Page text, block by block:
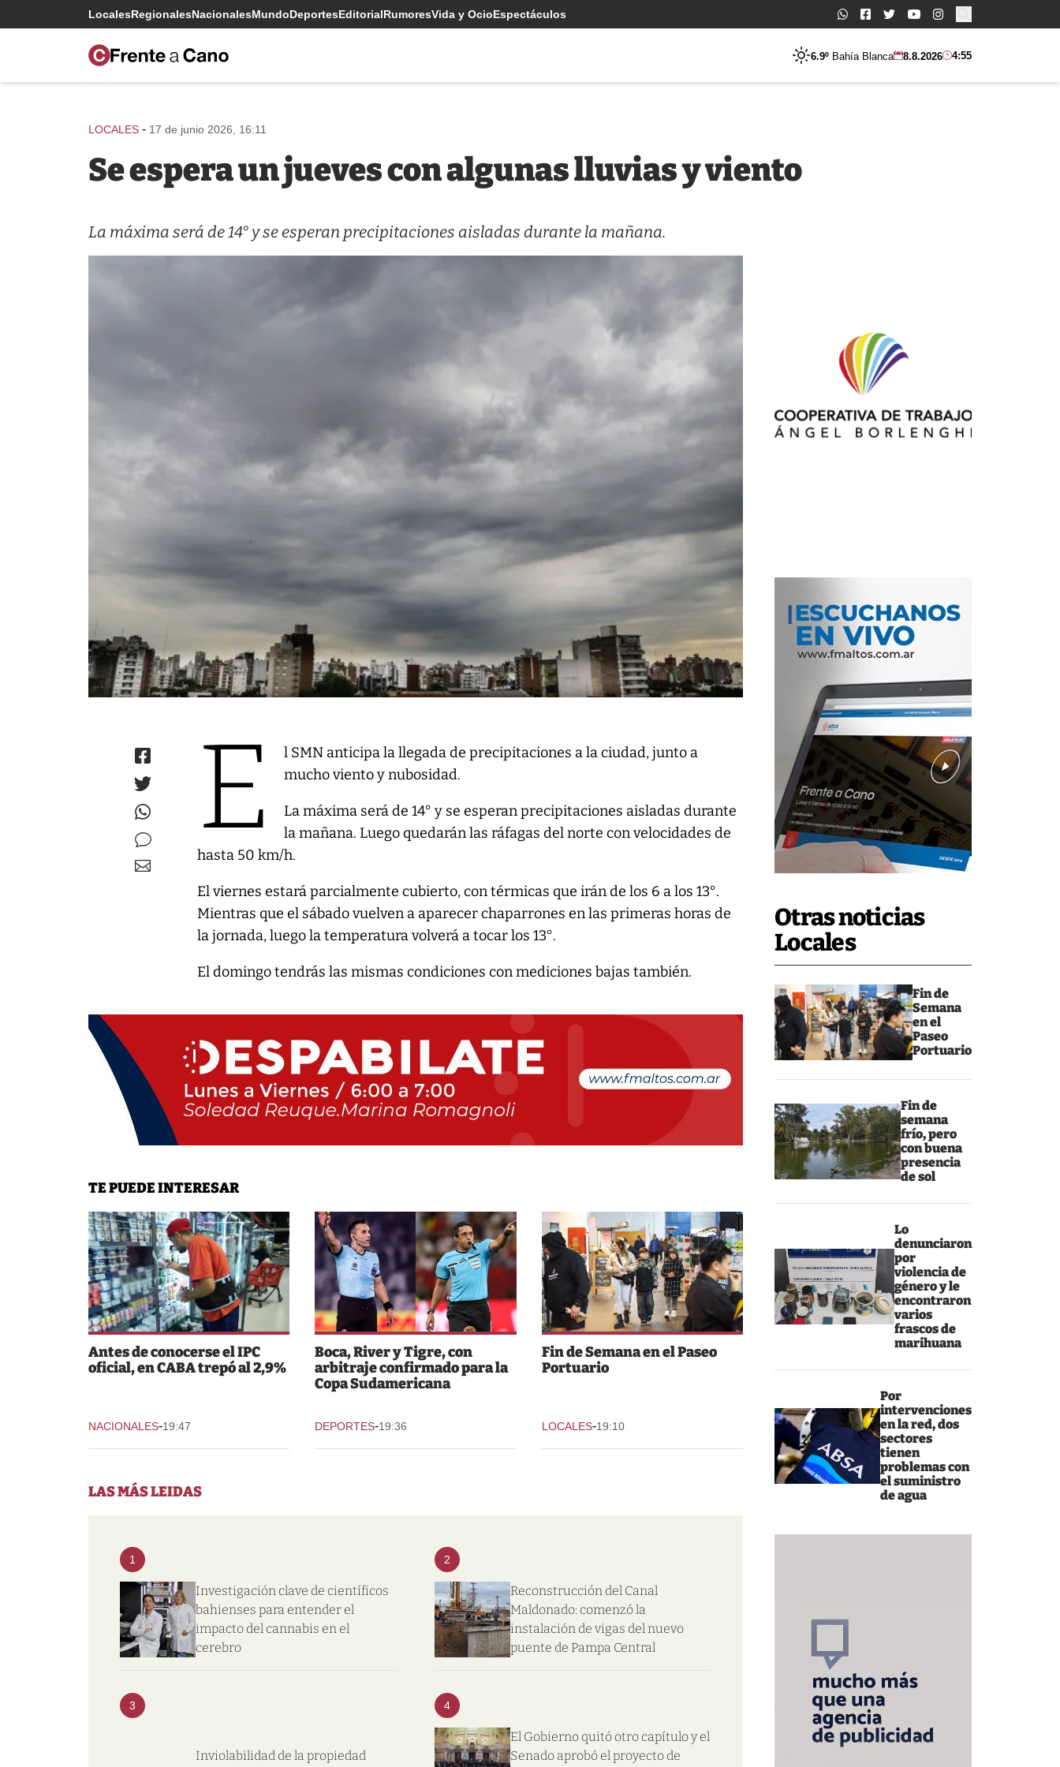
LocalesRegionalesNacionalesMundoDeportesEditorialRumoresVida y OcioEspectáculos Buscar:
6.9º Bahía Blanca 8.8.2026 4:55
Otras noticias
Locales
Fin de
Semana
en el
Paseo
Portuario
Fin de
semana
frío, pero
con buena
presencia
de sol
Lo
denunciaron
por
violencia de
género y le
encontraron
varios
frascos de
marihuana
Por
intervenciones
en la red, dos
sectores
tienen
problemas con
el suministro
de agua
LOCALES - 17 de junio 2026, 16:11
Se espera un jueves con algunas lluvias y viento
La máxima será de 14° y se esperan precipitaciones aisladas durante la mañana.
E
l SMN anticipa la llegada de precipitaciones a la ciudad, junto a
mucho viento y nubosidad.
La máxima será de 14° y se esperan precipitaciones aisladas durante
la mañana. Luego quedarán las ráfagas del norte con velocidades de
hasta 50 km/h.
El viernes estará parcialmente cubierto, con térmicas que irán de los 6 a los 13°.
Mientras que el sábado vuelven a aparecer chaparrones en las primeras horas de
la jornada, luego la temperatura volverá a tocar los 13°.
El domingo tendrás las mismas condiciones con mediciones bajas también.
TE PUEDE INTERESAR
Antes de conocerse el IPC
oficial, en CABA trepó al 2,9%
NACIONALES-19:47
Boca, River y Tigre, con
arbitraje confirmado para la
Copa Sudamericana
DEPORTES-19:36
Fin de Semana en el Paseo
Portuario
LOCALES-19:10
LAS MÁS LEIDAS
1
Investigación clave de científicos
bahienses para entender el
impacto del cannabis en el
cerebro
2
Reconstrucción del Canal
Maldonado: comenzó la
instalación de vigas del nuevo
puente de Pampa Central
3
Inviolabilidad de la propiedad
4
El Gobierno quitó otro capítulo y el
Senado aprobó el proyecto de